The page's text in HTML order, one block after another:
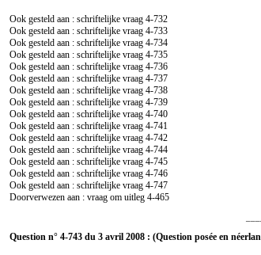
Ook gesteld aan : schriftelijke vraag 4-732
Ook gesteld aan : schriftelijke vraag 4-733
Ook gesteld aan : schriftelijke vraag 4-734
Ook gesteld aan : schriftelijke vraag 4-735
Ook gesteld aan : schriftelijke vraag 4-736
Ook gesteld aan : schriftelijke vraag 4-737
Ook gesteld aan : schriftelijke vraag 4-738
Ook gesteld aan : schriftelijke vraag 4-739
Ook gesteld aan : schriftelijke vraag 4-740
Ook gesteld aan : schriftelijke vraag 4-741
Ook gesteld aan : schriftelijke vraag 4-742
Ook gesteld aan : schriftelijke vraag 4-744
Ook gesteld aan : schriftelijke vraag 4-745
Ook gesteld aan : schriftelijke vraag 4-746
Ook gesteld aan : schriftelijke vraag 4-747
Doorverwezen aan : vraag om uitleg 4-465
Question n° 4-743 du 3 avril 2008 : (Question posée en